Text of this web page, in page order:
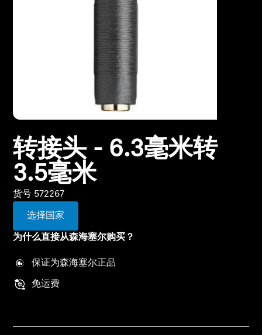
直销店
探索
关于我们
技术
转接头 - 6.3毫米转
3.5毫米
货号 572267
选择国家
为什么直接从森海塞尔购买？
保证为森海塞尔正品
免运费